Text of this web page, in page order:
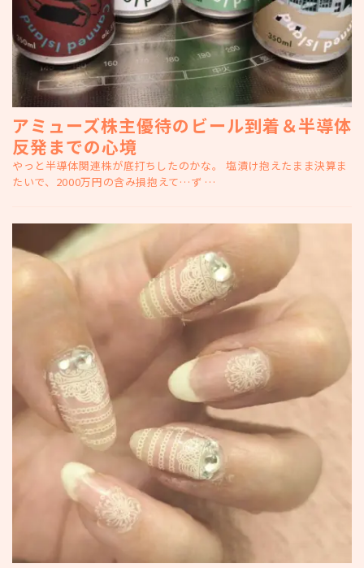
アミューズ株主優待のビール到着＆半導体
反発までの心境
やっと半導体関連株が底打ちしたのかな。 塩漬け抱えたまま決算ま
たいで、2000万円の含み損抱えて…ず …